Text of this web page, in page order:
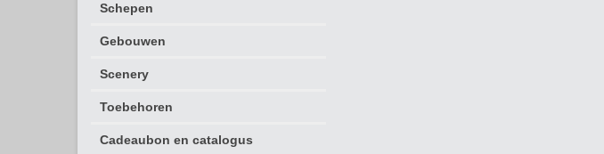
Schepen
Gebouwen
Scenery
Toebehoren
Cadeaubon en catalogus